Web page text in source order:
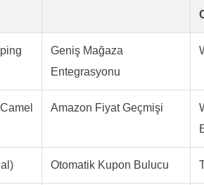
Geniş Mağaza
Entegrasyonu
Amazon Fiyat Geçmişi
Otomatik Kupon Bulucu